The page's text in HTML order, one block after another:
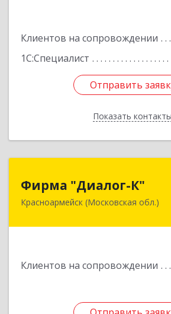
Клиентов на сопровождении
1С:Специалист
Отправить
Показать контакты
Отправить
Назад
Фирма "Диалог-К"
Красноармейск (Московская обл.)
Клиентов на сопровождении
141292, Московская обл,